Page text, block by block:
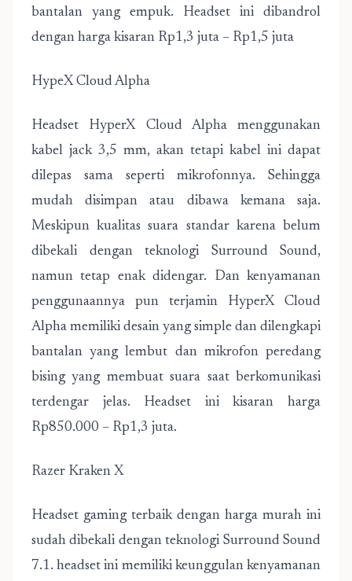
bantalan yang empuk. Headset ini dibandrol
dengan harga kisaran Rp1,3 juta – Rp1,5 juta
HypeX Cloud Alpha
Headset HyperX Cloud Alpha menggunakan
kabel jack 3,5 mm, akan tetapi kabel ini dapat
dilepas sama seperti mikrofonnya. Sehingga
mudah disimpan atau dibawa kemana saja.
Meskipun kualitas suara standar karena belum
dibekali dengan teknologi Surround Sound,
namun tetap enak didengar. Dan kenyamanan
penggunaannya pun terjamin HyperX Cloud
Alpha memiliki desain yang simple dan dilengkapi
bantalan yang lembut dan mikrofon peredang
bising yang membuat suara saat berkomunikasi
terdengar jelas. Headset ini kisaran harga
Rp850.000 – Rp1,3 juta.
Razer Kraken X
Headset gaming terbaik dengan harga murah ini
sudah dibekali dengan teknologi Surround Sound
7.1. headset ini memiliki keunggulan kenyamanan